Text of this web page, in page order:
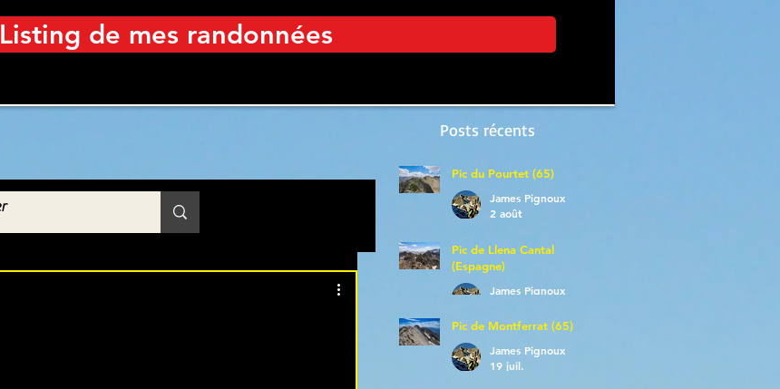
Listing de mes randonnées
Posts récents
Pic du Pourtet (65)
James Pignoux
2 août
Pic de Llena Cantal
(Espagne)
James Pignoux
Pic de Montferrat (65)
James Pignoux
19 juil.